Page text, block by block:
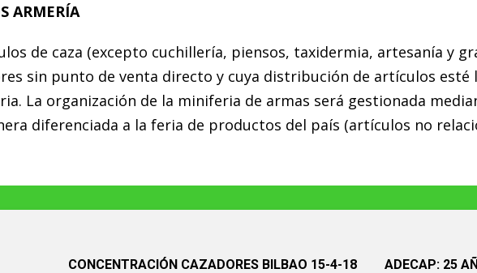
ARMERÍA
de caza (excepto cuchillería, piensos, taxidermia, artesanía y
sin punto de venta directo y cuya distribución de artículos esté
La organización de la miniferia de armas será gestionada
diferenciada a la feria de productos del país (artículos no
CONCENTRACIÓN CAZADORES BILBAO 15-4-18 ADECAP: 25